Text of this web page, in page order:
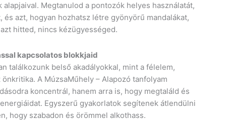
alapjaival. Megtanulod a pontozók helyes használatát,
és azt, hogyan hozhatsz létre gyönyörű mandalákat,
hitted, nincs kézügyességed.
kapcsolatos blokkjaid
találkozunk belső akadályokkal, mint a félelem,
A MúzsaMűhely – Alapozó tanfolyam
koncentrál, hanem arra is, hogy megtaláld és
Egyszerű gyakorlatok segítenek átlendülni
hogy szabadon és örömmel alkothass.